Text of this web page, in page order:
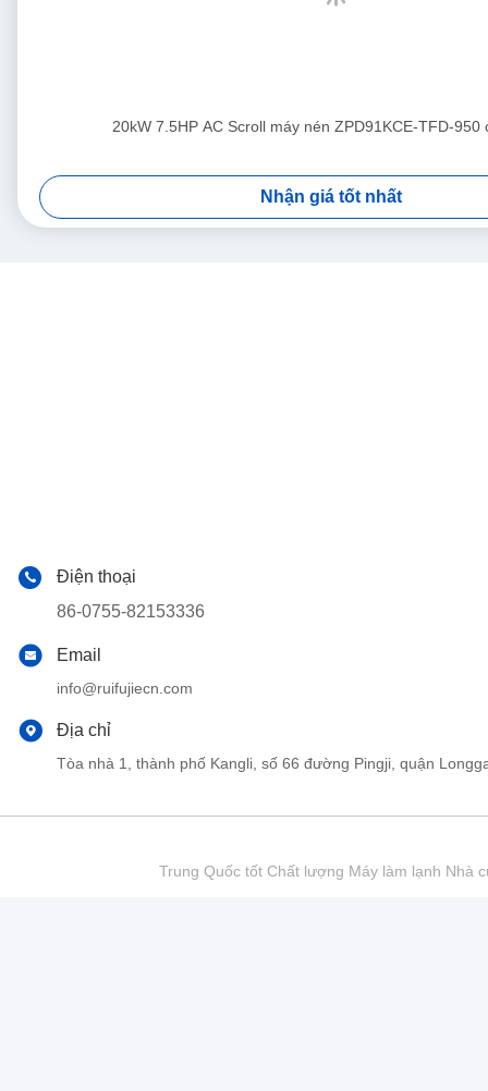
20kW 7.5HP AC Scroll máy nén ZPD91KCE-TFD-950
Nhận giá tốt nhất
Điện thoại
86-0755-82153336
Email
info@ruifujiecn.com
Địa chỉ
Tòa nhà 1, thành phố Kangli, số 66 đường Pingji, quận
Trung Quốc tốt Chất lượng Máy làm lạnh Nhà